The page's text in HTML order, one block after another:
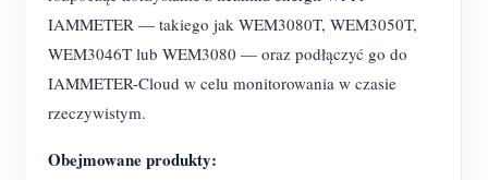
IAMMETER — takiego jak WEM3080T, WEM3050T,
WEM3046T lub WEM3080 — oraz podłączyć go do
IAMMETER-Cloud w celu monitorowania w czasie
rzeczywistym.
Obejmowane produkty: